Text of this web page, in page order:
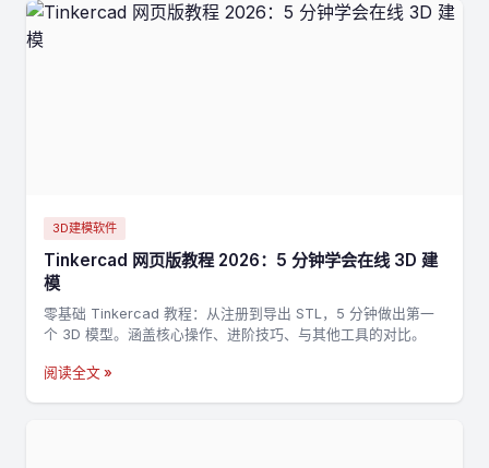
3D建模软件
Tinkercad 网页版教程 2026：5 分钟学会在线 3D 建
模
零基础 Tinkercad 教程：从注册到导出 STL，5 分钟做出第一
个 3D 模型。涵盖核心操作、进阶技巧、与其他工具的对比。
阅读全文 »